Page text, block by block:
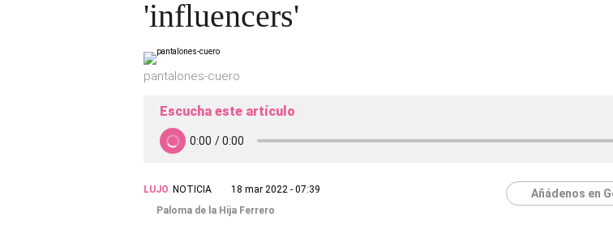
'influencers'
pantalones-cuero
Escucha este artículo
LUJO NOTICIA
18 mar 2022 - 07:39
Paloma de la Hija Ferrero
Añádenos en